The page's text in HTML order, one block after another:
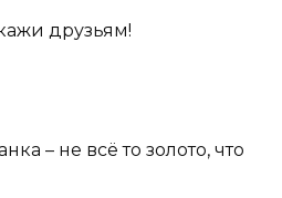
друзьям!
– не всё то золото, что